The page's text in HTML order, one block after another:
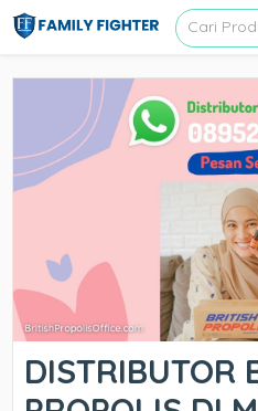
DISTRIBUTOR